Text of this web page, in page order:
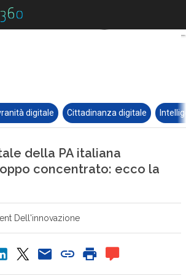
digitale Cittadinanza digitale
della PA italiana
concentrato: ecco la
Dell'innovazione